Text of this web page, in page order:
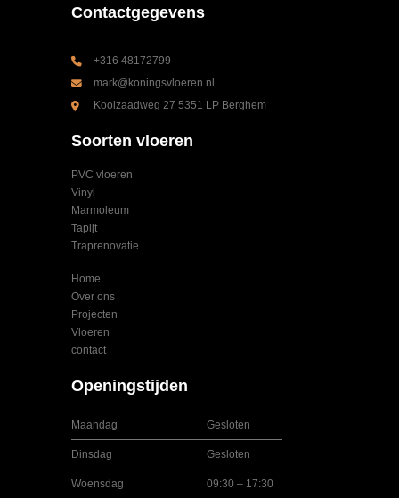
Contactgegevens
+316 48172799
mark@koningsvloeren.nl
Koolzaadweg 27 5351 LP Berghem
Soorten vloeren
PVC vloeren
Vinyl
Marmoleum
Tapijt
Traprenovatie
Home
Over ons
Projecten
Vloeren
contact
Openingstijden
Maandag Gesloten
Dinsdag Gesloten
Woensdag 09:30 – 17:30